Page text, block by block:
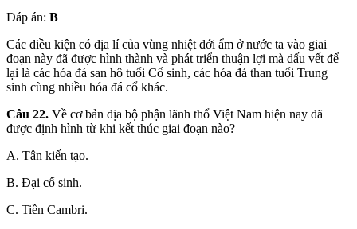
Đáp án: B
Các điều kiện có địa lí của vùng nhiệt đới ẩm ở nước ta vào giai
đoạn này đã được hình thành và phát triển thuận lợi mà dấu vết để
lại là các hóa đá san hô tuổi Cổ sinh, các hóa đá than tuổi Trung
sinh cùng nhiều hóa đá cổ khác.
Câu 22. Về cơ bản địa bộ phận lãnh thổ Việt Nam hiện nay đã
được định hình từ khi kết thúc giai đoạn nào?
A. Tân kiến tạo.
B. Đại cổ sinh.
C. Tiền Cambri.